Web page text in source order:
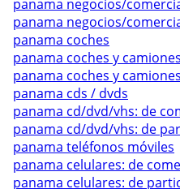
panama negocios/
panama negocios/
panama coches
panama coches y
panama coches y
panama cds / dvds
panama cd/dvd/vhs: de
panama cd/dvd/vhs: de
panama teléfonos móviles
panama celulares: de
panama celulares: de